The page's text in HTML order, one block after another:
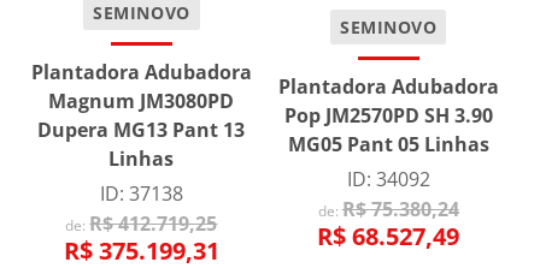
SEMINOVO
Plantadora Adubadora
Magnum JM3080PD
Dupera MG13 Pant 13
Linhas
ID: 37138
de:R$ 412.719,25
R$ 375.199,31
SEMINOVO
Plantadora Adubadora
Pop JM2570PD SH 3.90
MG05 Pant 05 Linhas
ID: 34092
de: R$ 75.380,24
R$ 68.527,49